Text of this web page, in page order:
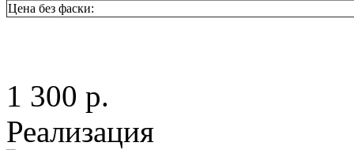
Цена без фаски:
1 300 р.
Реализация